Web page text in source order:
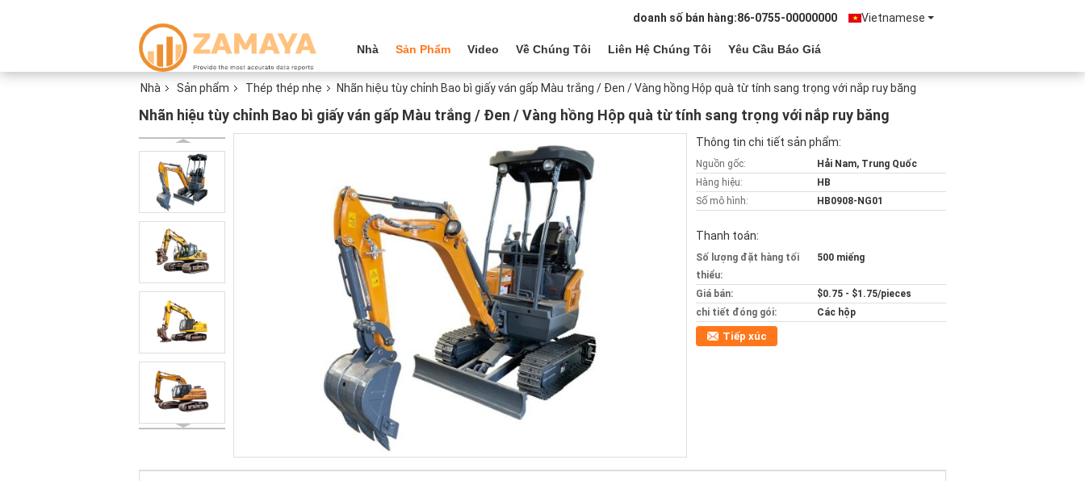
Vietnamese
doanh số bán hàng:86-0755-00000000
Nhà Sản Phẩm Video Về Chúng Tôi Liên Hệ Chúng Tôi Yêu Cầu Báo Giá
Nhà Sản phẩm Thép thép nhẹ Nhãn hiệu tùy chỉnh Bao bì giấy ván gấp Màu trắng / Đen / Vàng hồng Hộp quà từ tính sang trọng với nắp ruy băng
Nhãn hiệu tùy chỉnh Bao bì giấy ván gấp Màu trắng / Đen / Vàng hồng Hộp quà từ tính sang trọng với nắp ruy băng
Thông tin chi tiết sản phẩm:
Nguồn gốc:
Hải Nam, Trung Quốc
Hàng hiệu:
HB
Số mô hình:
HB0908-NG01
Thanh toán:
Số lượng đặt hàng tối
thiểu:
500 miếng
Giá bán:
$0.75 - $1.75/pieces
chi tiết đóng gói:
Các hộp
Tiếp xúc